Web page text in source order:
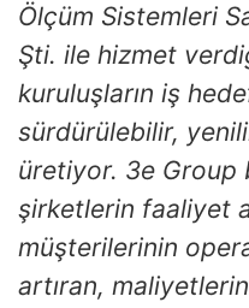
Ölçüm Sistemleri
Şti. ile hizmet
kuruluşların iş
sürdürülebilir,
üretiyor. 3e Group
şirketlerin faaliyet
müşterilerinin
artıran,